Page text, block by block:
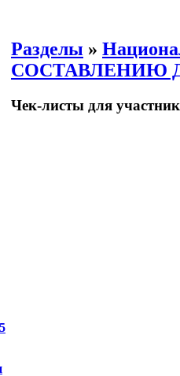
Разделы »
СОСТАВЛЕНИЮ
Чек-листы для